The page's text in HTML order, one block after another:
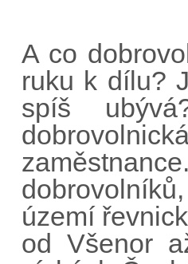
A co
ruku k dílu?
spíš
území
od Všenor